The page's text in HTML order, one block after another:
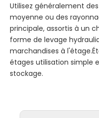
Utilisez généralement
moyenne ou des
principale, assortis à un
forme de levage
marchandises à
étages utilisation simple
stockage.